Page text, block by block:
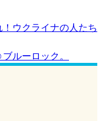
ウクライナの人たち
ルーロック。